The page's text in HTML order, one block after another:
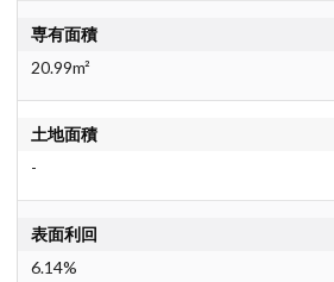
専有面積
20.99m²
土地面積
-
表面利回
6.14%